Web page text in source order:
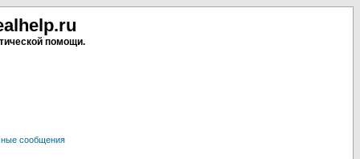
помощи.
сообщения